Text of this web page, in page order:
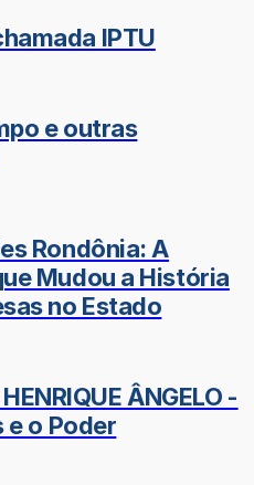
IPTU
e outras
Rondônia: A
Mudou a História
no Estado
ÂNGELO -
o Poder